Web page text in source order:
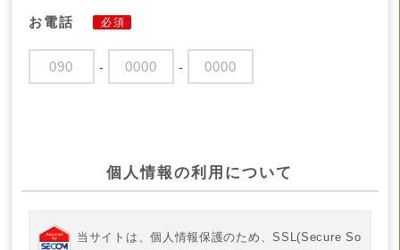
お電話 必須
- -
個人情報の利用について
当サイトは、個人情報保護のため、SSL(Secure So